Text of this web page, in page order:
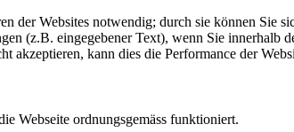
der Websites notwendig; durch sie können Sie
(z.B. eingegebener Text), wenn Sie innerhalb
akzeptieren, kann dies die Performance der
Webseite ordnungsgemäss funktioniert.